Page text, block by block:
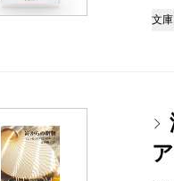
文庫